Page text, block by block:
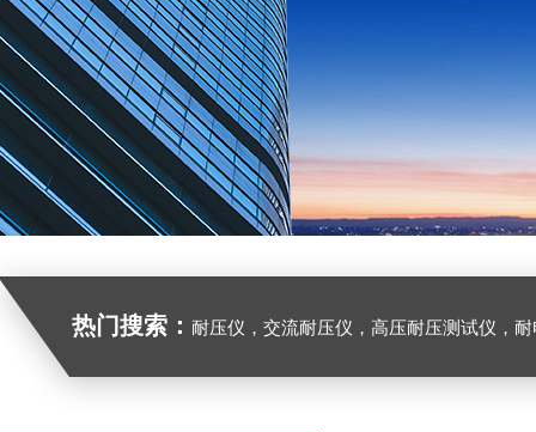
热门搜索： 耐压仪，交流耐压仪，高压耐压测试仪，